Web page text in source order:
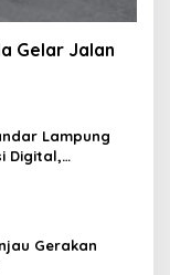
Gelar Jalan
Lampung
Digital,
Sosial
Gerakan